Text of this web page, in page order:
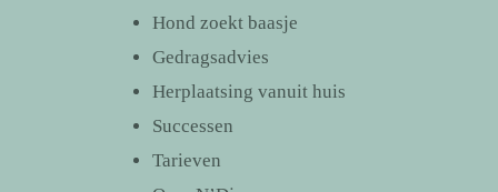
Hond zoekt baasje
Gedragsadvies
Herplaatsing vanuit huis
Successen
Tarieven